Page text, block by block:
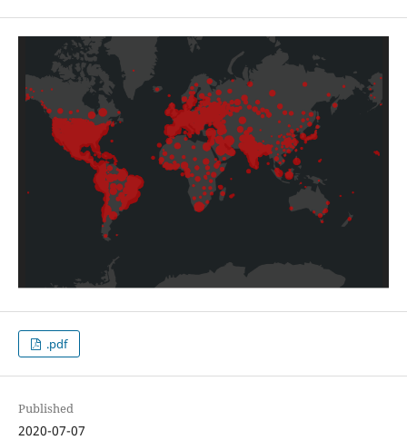
.pdf
Published
2020-07-07